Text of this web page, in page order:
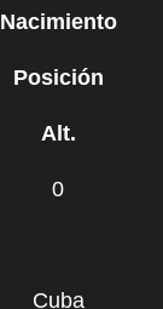
Nacimiento
Posición
Alt.
0
Cuba